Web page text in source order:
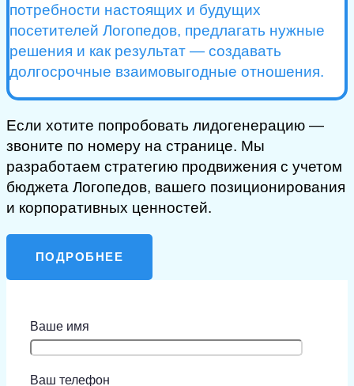
потребности настоящих и будущих
посетителей Логопедов, предлагать нужные
решения и как результат — создавать
долгосрочные взаимовыгодные отношения.
Если хотите попробовать лидогенерацию —
звоните по номеру на странице. Мы
разработаем стратегию продвижения с учетом
бюджета Логопедов, вашего позиционирования
и корпоративных ценностей.
ПОДРОБНЕЕ
Ваше имя
Ваш телефон